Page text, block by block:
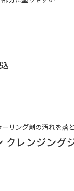
リング剤の汚れを落
クレンジング